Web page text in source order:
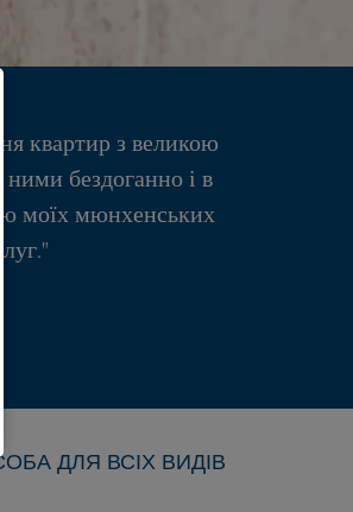
квартир з великою
бездоганно і в
моїх мюнхенських
ДЛЯ ВСІХ ВИДІВ